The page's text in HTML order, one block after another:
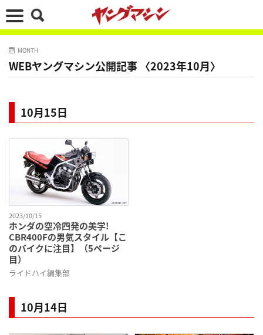
MONTH
WEBヤングマシン公開記事 〈2023年10月〉
10月15日
2023/10/15
ホンダの空冷四発の美学!
CBR400Fの男気スタイル【こ
のバイクに注目】（5ページ
目）
ライドハイ編集部
10月14日